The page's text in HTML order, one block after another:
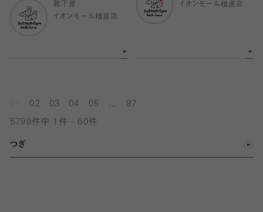
靴下屋
イオンモール橿原店
イオンモール橿原店
02 03 04 05 97
5799件中 1件 - 60件
つぎ